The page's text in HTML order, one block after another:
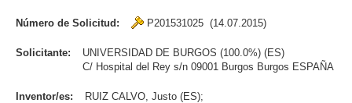
Número de Solicitud: P201531025 (14.07.2015)
Solicitante:
UNIVERSIDAD DE BURGOS (100.0%) (ES)
C/ Hospital del Rey s/n 09001 Burgos Burgos ESPAÑA
Inventor/es:
RUIZ CALVO, Justo (ES);